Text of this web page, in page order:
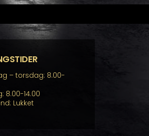
– torsdag: 8.00-
8.00-14.00
Lukket